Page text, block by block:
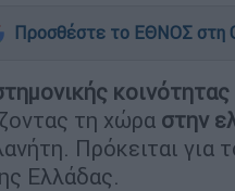
Προσθέστε το ΕΘΝΟΣ στη
κοινότητας
τη χώρα στην
Πρόκειται για
Ελλάδας.